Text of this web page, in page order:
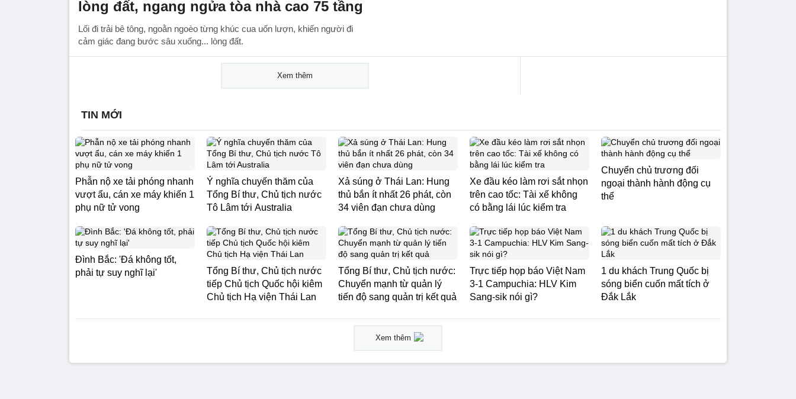
lòng đất, ngang ngửa tòa nhà cao 75 tầng
Lối đi trải bê tông, ngoằn ngoèo từng khúc cua uốn lượn, khiến người đi
cảm giác đang bước sâu xuống... lòng đất.
Xem thêm
TIN MỚI
Phẫn nộ xe tải phóng nhanh
vượt ẩu, cán xe máy khiến 1
phụ nữ tử vong
Ý nghĩa chuyến thăm của
Tổng Bí thư, Chủ tịch nước
Tô Lâm tới Australia
Xả súng ở Thái Lan: Hung
thủ bắn ít nhất 26 phát, còn
34 viên đạn chưa dùng
Xe đầu kéo làm rơi sắt nhọn
trên cao tốc: Tài xế không
có bằng lái lúc kiểm tra
Chuyển chủ trương đối
ngoại thành hành động cụ
thể
Đình Bắc: 'Đá không tốt,
phải tự suy nghĩ lại'
Tổng Bí thư, Chủ tịch nước
tiếp Chủ tịch Quốc hội kiêm
Chủ tịch Hạ viện Thái Lan
Tổng Bí thư, Chủ tịch nước:
Chuyển mạnh từ quản lý
tiến độ sang quản trị kết quả
Trực tiếp họp báo Việt Nam
3-1 Campuchia: HLV Kim
Sang-sik nói gì?
1 du khách Trung Quốc bị
sóng biển cuốn mất tích ở
Đắk Lắk
Xem thêm